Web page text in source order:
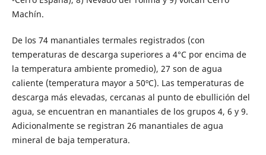
Machín.
De los 74 manantiales termales registrados (con
temperaturas de descarga superiores a 4°C por encima de
la temperatura ambiente promedio), 27 son de agua
caliente (temperatura mayor a 50ºC). Las temperaturas de
descarga más elevadas, cercanas al punto de ebullición del
agua, se encuentran en manantiales de los grupos 4, 6 y 9.
Adicionalmente se registran 26 manantiales de agua
mineral de baja temperatura.